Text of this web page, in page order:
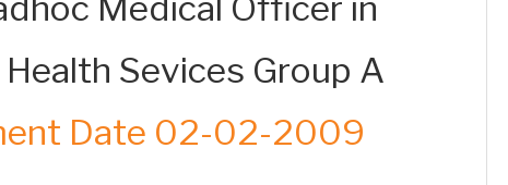
Sevices Group A
Date 02-02-2009